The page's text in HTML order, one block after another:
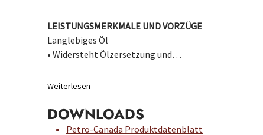
LEISTUNGSMERKMALE UND VORZÜGE
Langlebiges Öl
• Widersteht Ölzersetzung und…
Weiterlesen
DOWNLOADS
Petro-Canada Produktdatenblatt